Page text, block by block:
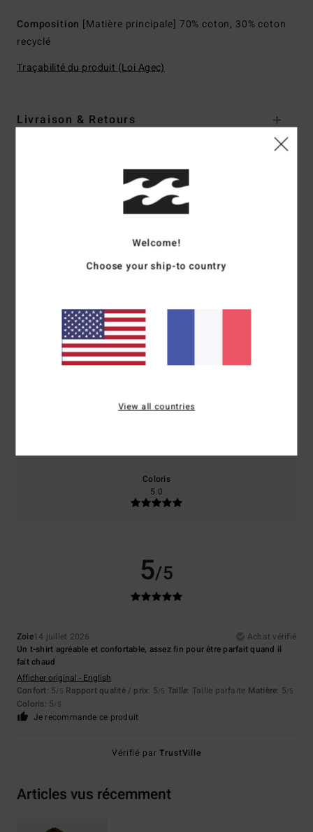
Composition [Matière principale] 70% coton, 30% coton
recyclé
Traçabilité du produit (Loi Agec)
Livraison & Retours
5.0/5
basé sur1 avis vérifiés
depuis juillet 2026
100% de nos clients recommandent ce produit
Confort
Coloris
5.0
5/5
Zoie14 juillet 2026
Achat vérifié
Un t-shirt agréable et confortable, assez fin pour être parfait quand il
fait chaud
Afficher original - English
Confort: 5/5 Rapport qualité / prix: 5/5 Taille: Taille parfaite Matière: 5/5
Coloris: 5/5
Je recommande ce produit
Vérifié parTrustVille
Articles vus récemment
Welcome!
Choose your ship-to country
View all countries